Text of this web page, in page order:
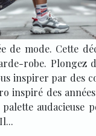
de mode. Cette
robe. Plongez
inspirer par des
inspiré des
audacieuse